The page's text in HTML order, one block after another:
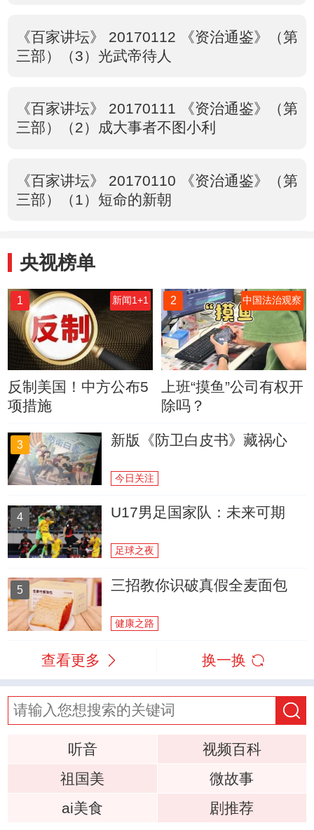
《百家讲坛》 20170112 《资治通鉴》（第
三部）（3）光武帝待人
《百家讲坛》 20170111 《资治通鉴》（第
三部）（2）成大事者不图小利
《百家讲坛》 20170110 《资治通鉴》（第
三部）（1）短命的新朝
央视榜单
1 新闻1+1
反制美国！中方公布5
项措施
2 中国法治观察
上班“摸鱼”公司有权开
除吗？
3 新版《防卫白皮书》藏祸心
今日关注
4 U17男足国家队：未来可期
足球之夜
5 三招教你识破真假全麦面包
健康之路
查看更多 换一换
听音
视频百科
祖国美
微故事
ai美食
剧推荐